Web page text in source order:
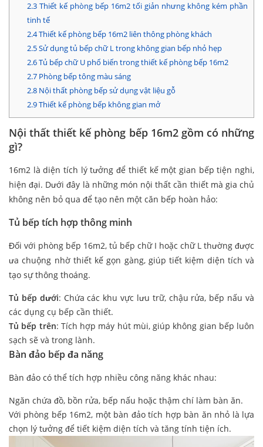
2.3Thiết kế phòng bếp 16m2 tối giản nhưng không kém phần
tinh tế
2.4Thiết kế phòng bếp 16m2 liên thông phòng khách
2.5Sử dụng tủ bếp chữ L trong không gian bếp nhỏ hẹp
2.6Tủ bếp chữ U phổ biến trong thiết kế phòng bếp 16m2
2.7Phòng bếp tông màu sáng
2.8Nội thất phòng bếp sử dụng vật liệu gỗ
2.9Thiết kế phòng bếp không gian mở
Nội thất thiết kế phòng bếp 16m2 gồm có những
gì?
16m2 là diện tích lý tưởng để thiết kế một gian bếp tiện nghi,
hiện đại. Dưới đây là những món nội thất cần thiết mà gia chủ
không nên bỏ qua để tạo nên một căn bếp hoàn hảo:
Tủ bếp tích hợp thông minh
Đối với phòng bếp 16m2, tủ bếp chữ I hoặc chữ L thường được
ưa chuộng nhờ thiết kế gọn gàng, giúp tiết kiệm diện tích và
tạo sự thông thoáng.
Tủ bếp dưới: Chứa các khu vực lưu trữ, chậu rửa, bếp nấu và
các dụng cụ bếp cần thiết.
Tủ bếp trên: Tích hợp máy hút mùi, giúp không gian bếp luôn
sạch sẽ và trong lành.
Bàn đảo bếp đa năng
Bàn đảo có thể tích hợp nhiều công năng khác nhau:
Ngăn chứa đồ, bồn rửa, bếp nấu hoặc thậm chí làm bàn ăn.
Với phòng bếp 16m2, một bàn đảo tích hợp bàn ăn nhỏ là lựa
chọn lý tưởng để tiết kiệm diện tích và tăng tính tiện ích.